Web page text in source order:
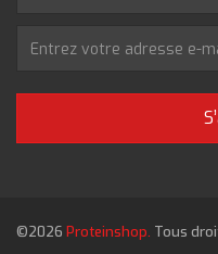
©2026 Proteinshop. Tous